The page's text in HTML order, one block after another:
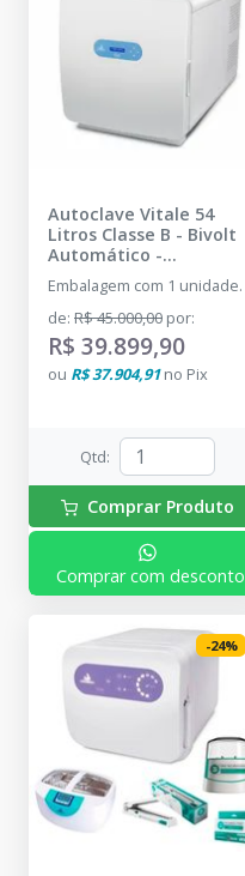
Autoclave Vitale 54
Litros Classe B - Bivolt
Automático -
CRISTÓFOLI
Embalagem com 1 unidade.
de: R$ 45.000,00 por:
R$ 39.899,90
ou R$ 37.904,91no Pix
Qtd:
Comprar Produto
Comprar com desconto
-24%